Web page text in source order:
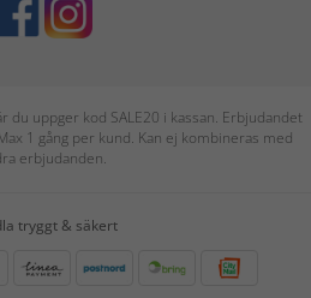
du uppger kod SALE20 i kassan. Erbjudandet
1 gång per kund. Kan ej kombineras med
erbjudanden.
tryggt & säkert